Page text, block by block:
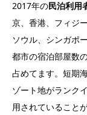
2017年の民泊利用
京、香港、フィジ
ソウル、シンガポ
都市の宿泊部屋数の
占めてます。短期
ゾート地がランク
用されていること